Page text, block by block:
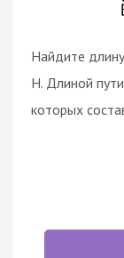
Найдите
Н. Длиной
которых